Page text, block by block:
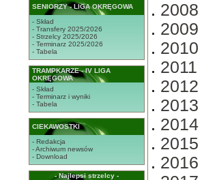
SENIORZY - LIGA OKRĘGOWA
- Skład
- Transfery 2025/2026
- Strzelcy 2025/2026
- Terminarz 2025/2026
- Tabela
TRAMPKARZE - IV LIGA
OKRĘGOWA
- Skład
- Terminarz i wyniki
- Tabela
CIEKAWOSTKI
- Redakcja
- Archiwum newsów
- Download
- Najlepsi strzelcy -
. 2008
. 2009
. 2010
. 2011
. 2012
. 2013
. 2014
. 2015
. 2016